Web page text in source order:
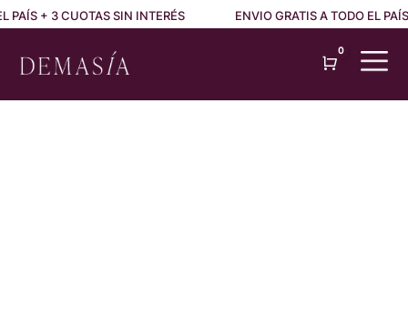
+ 3 CUOTAS SIN INTERÉS ENVIO GRATIS A TODO EL PAÍS +
Cart
0